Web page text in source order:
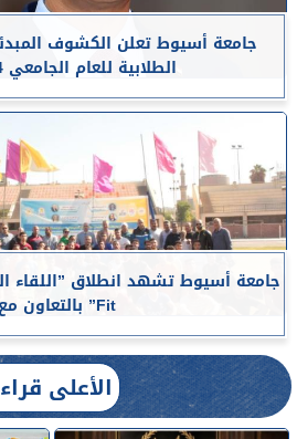
جامعة أسيوط تعلن الكشوف
الطلابية للعام الجامعي 2024 /2025
Fit” بالتعاون مع...
الأعلى